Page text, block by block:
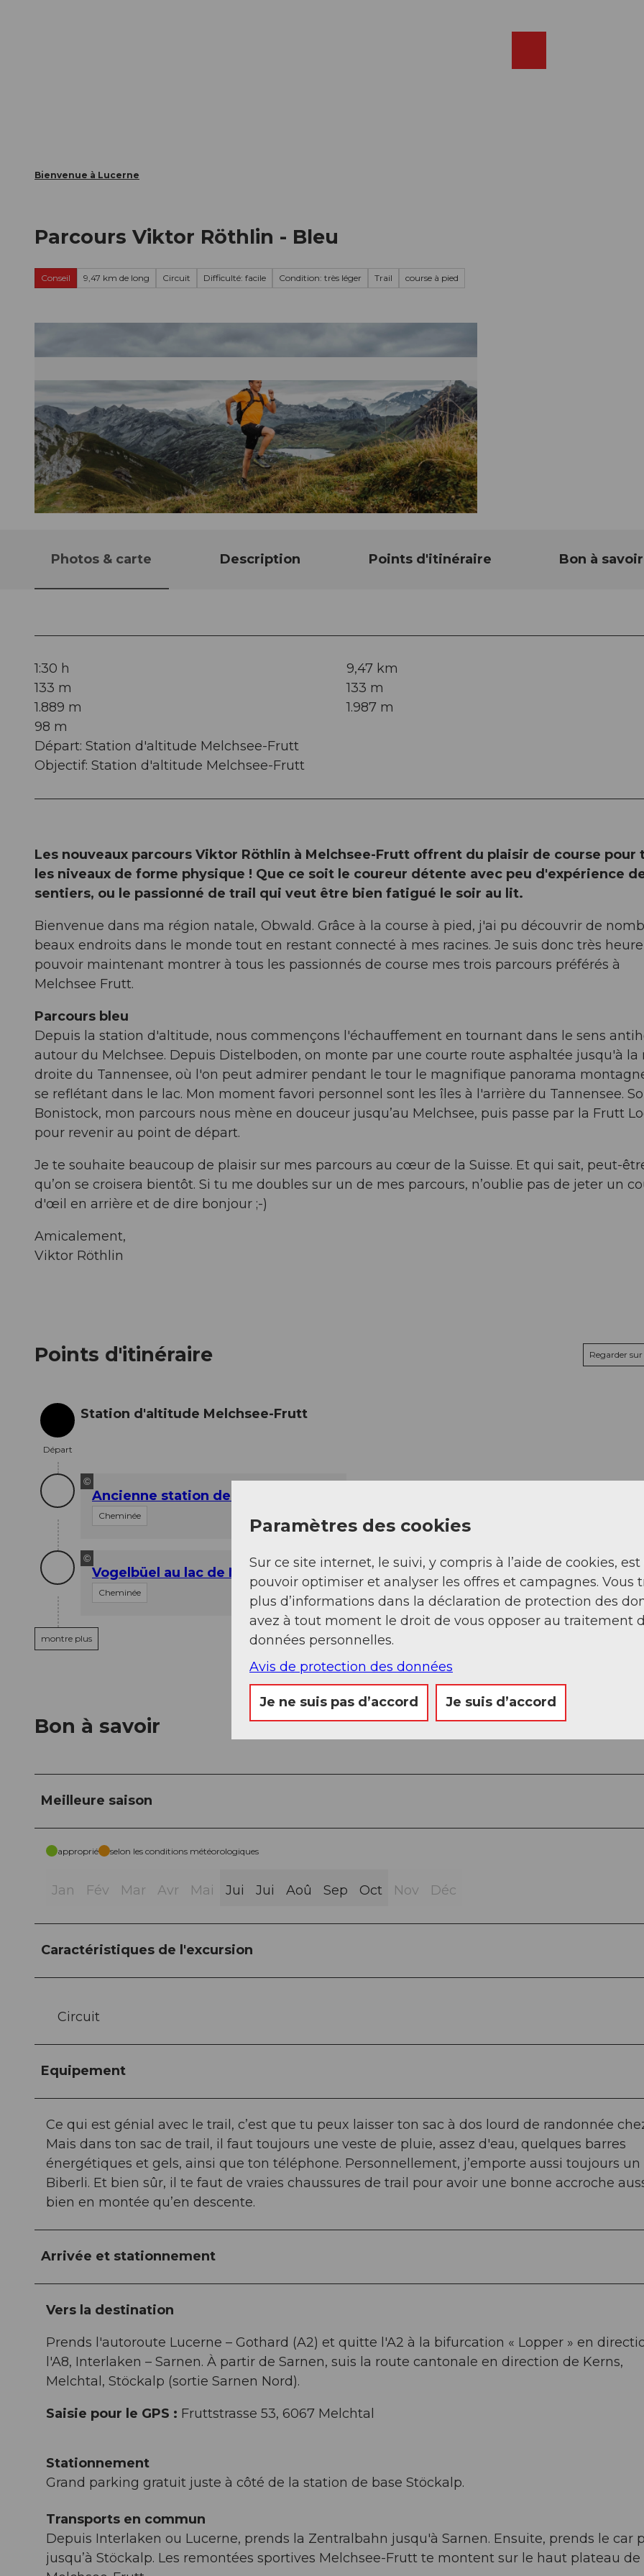
Bienvenue à Lucerne
Parcours Viktor Röthlin - Bleu
Conseil 9,47 km de long Circuit Difficulté: facile Condition: très léger Trail course à pied
Photos & carte Description Points d'itinéraire Bon à savoir
1:30 h
9,47 km
133 m
133 m
1.889 m
1.987 m
98 m
Départ: Station d'altitude Melchsee-Frutt
Objectif: Station d'altitude Melchsee-Frutt
Les nouveaux parcours Viktor Röthlin à Melchsee-Frutt offrent du plaisir de course pour
les niveaux de forme physique ! Que ce soit le coureur détente avec peu d'expérience
sentiers, ou le passionné de trail qui veut être bien fatigué le soir au lit.
Bienvenue dans ma région natale, Obwald. Grâce à la course à pied, j'ai pu découvrir de
beaux endroits dans le monde tout en restant connecté à mes racines. Je suis donc très
pouvoir maintenant montrer à tous les passionnés de course mes trois parcours préférés à
Melchsee Frutt.
Parcours bleu
Depuis la station d'altitude, nous commençons l'échauffement en tournant dans le sens
autour du Melchsee. Depuis Distelboden, on monte par une courte route asphaltée jusqu'à la
droite du Tannensee, où l'on peut admirer pendant le tour le magnifique panorama
se reflétant dans le lac. Mon moment favori personnel sont les îles à l'arrière du Tannensee.
Bonistock, mon parcours nous mène en douceur jusqu’au Melchsee, puis passe par la Frutt
pour revenir au point de départ.
Je te souhaite beaucoup de plaisir sur mes parcours au cœur de la Suisse. Et qui sait, peut-
qu’on se croisera bientôt. Si tu me doubles sur un de mes parcours, n’oublie pas de jeter un
d'œil en arrière et de dire bonjour ;-)
Amicalement,
Viktor Röthlin
Points d'itinéraire Regarder
Départ
Départ
Station d'altitude Melchsee-Frutt
©
Ancienne station de montagne
Cheminée
©
Vogelbüel au lac de Melchsee
Cheminée
montre plus
Bon à savoir
Meilleure saison
approprié selon les conditions météorologiques
Jan Fév Mar Avr Mai Jui Jui Aoû Sep Oct Nov Déc
Caractéristiques de l'excursion
Circuit
Equipement
Ce qui est génial avec le trail, c’est que tu peux laisser ton sac à dos lourd de randonnée
Mais dans ton sac de trail, il faut toujours une veste de pluie, assez d'eau, quelques barres
énergétiques et gels, ainsi que ton téléphone. Personnellement, j’emporte aussi toujours un
Biberli. Et bien sûr, il te faut de vraies chaussures de trail pour avoir une bonne accroche
bien en montée qu’en descente.
Arrivée et stationnement
Vers la destination
Prends l'autoroute Lucerne – Gothard (A2) et quitte l'A2 à la bifurcation « Lopper » en
l'A8, Interlaken – Sarnen. À partir de Sarnen, suis la route cantonale en direction de Kerns,
Melchtal, Stöckalp (sortie Sarnen Nord).
Saisie pour le GPS : Fruttstrasse 53, 6067 Melchtal
Stationnement
Grand parking gratuit juste à côté de la station de base Stöckalp.
Transports en commun
Depuis Interlaken ou Lucerne, prends la Zentralbahn jusqu'à Sarnen. Ensuite, prends le car
jusqu’à Stöckalp. Les remontées sportives Melchsee-Frutt te montent sur le haut plateau de
Paramètres des cookies
Sur ce site internet, le suivi, y compris à l’aide de cookies,
pouvoir optimiser et analyser les offres et campagnes. Vous
plus d’informations dans la déclaration de protection des
avez à tout moment le droit de vous opposer au traitement
données personnelles.
Avis de protection des données
Je ne suis pas d’accord Je suis d’accord